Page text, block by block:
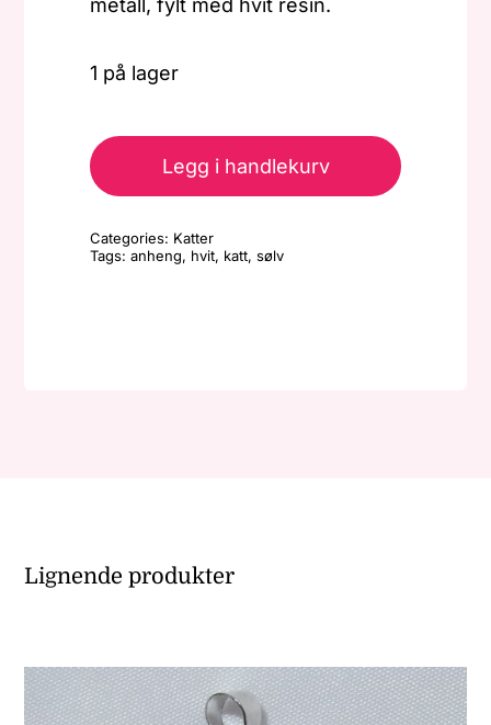
metall, fylt med hvit resin.
1 på lager
-
-
Legg i handlekurv
Categories: Katter
Tags:anheng, hvit, katt,sølv
Lignende produkter